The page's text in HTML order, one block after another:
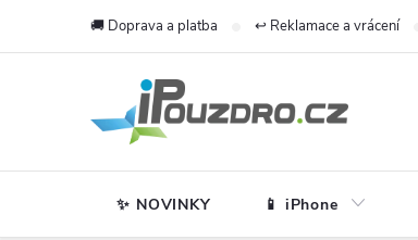
🚚 Doprava a platba ↩️ Reklamace a vrácení
✨ NOVINKY 📱 iPhone